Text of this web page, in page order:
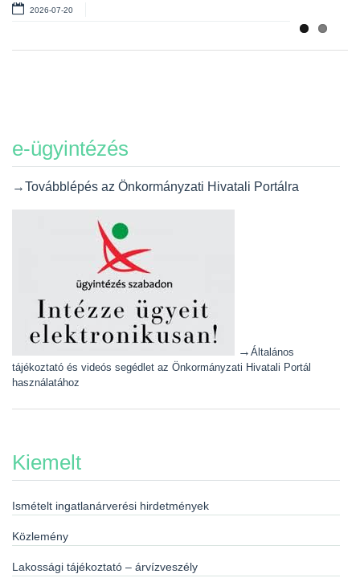
2026-07-20
e-ügyintézés
→Továbblépés az Önkormányzati Hivatali Portálra
→ Általános
tájékoztató és videós segédlet az Önkormányzati Hivatali Portál
használatához
Kiemelt
Ismételt ingatlanárverési hirdetmények
Közlemény
Lakossági tájékoztató – árvízveszély